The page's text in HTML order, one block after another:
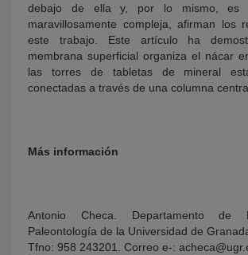
debajo de ella y, por lo mismo, es
maravillosamente compleja, afirman los
este trabajo. Este artículo ha
membrana superficial organiza el nácar
las torres de tabletas de mineral
conectadas a través de una columna
Más información
Antonio Checa. Departamento de
Paleontología de la Universidad de
Tfno: 958 243201. Correo e-: